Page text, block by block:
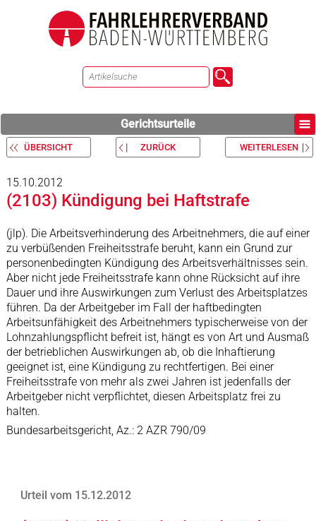
Gerichtsurteile
ÜBERSICHT ZURÜCK WEITERLESEN
15.10.2012
(2103) Kündigung bei Haftstrafe
(jlp). Die Arbeitsverhinderung des Arbeitnehmers, die auf einer
zu verbüßenden Freiheitsstrafe beruht, kann ein Grund zur
personenbedingten Kündigung des Arbeitsverhältnisses sein.
Aber nicht jede Freiheitsstrafe kann ohne Rücksicht auf ihre
Dauer und ihre Auswirkungen zum Verlust des Arbeitsplatzes
führen. Da der Arbeitgeber im Fall der haftbedingten
Arbeitsunfähigkeit des Arbeitnehmers typischerweise von der
Lohnzahlungspflicht befreit ist, hängt es von Art und Ausmaß
der betrieblichen Auswirkungen ab, ob die Inhaftierung
geeignet ist, eine Kündigung zu rechtfertigen. Bei einer
Freiheitsstrafe von mehr als zwei Jahren ist jedenfalls der
Arbeitgeber nicht verpflichtet, diesen Arbeitsplatz frei zu
halten.
Bundesarbeitsgericht, Az.: 2 AZR 790/09
Urteil vom 15.12.2012